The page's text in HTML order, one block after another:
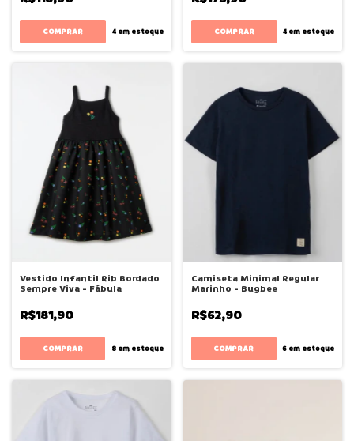
COMPRAR 4em estoque COMPRAR 4 em estoque
Vestido Infantil Rib Bordado
Sempre Viva - Fábula
R$181,90
COMPRAR 8em estoque
Camiseta Minimal Regular
Marinho - Bugbee
R$62,90
COMPRAR 6 em estoque